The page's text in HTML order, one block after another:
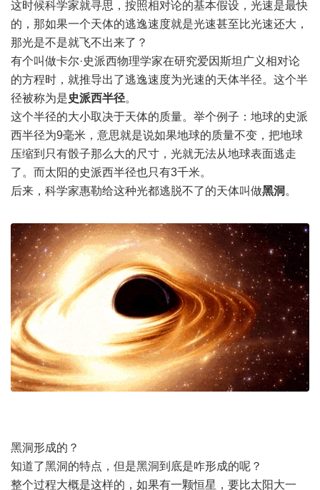
这时候科学家就寻思，按照相对论的基本假设，光速是最快
的，那如果一个天体的逃逸速度就是光速甚至比光速还大，
那光是不是就飞不出来了？
有个叫做卡尔·史派西物理学家在研究爱因斯坦广义相对论
的方程时，就推导出了逃逸速度为光速的天体半径。这个半
径被称为是史派西半径。
这个半径的大小取决于天体的质量。举个例子：地球的史派
西半径为9毫米，意思就是说如果地球的质量不变，把地球
压缩到只有骰子那么大的尺寸，光就无法从地球表面逃走
了。而太阳的史派西半径也只有3千米。
后来，科学家惠勒给这种光都逃脱不了的天体叫做黑洞 。
黑洞形成的？
知道了黑洞的特点，但是黑洞到底是咋形成的呢？
整个过程大概是这样的，如果有一颗恒星，要比太阳大一